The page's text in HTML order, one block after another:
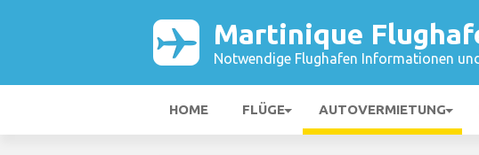
Martinique
Notwendige Flughafen Informationen
HOME FLÜGE AUTOVERMIETUNG